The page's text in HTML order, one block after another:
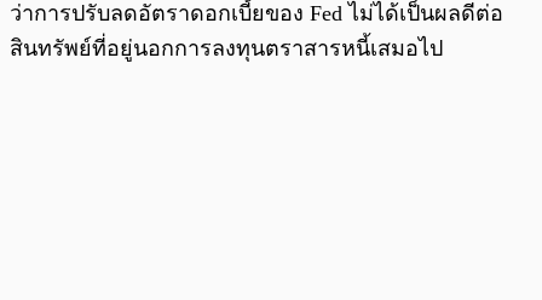
ว่าการปรับลดอัตราดอกเบี้ยของ Fed ไม่ได้เป็นผลดีต่อ
สินทรัพย์ที่อยู่นอกการลงทุนตราสารหนี้เสมอไป